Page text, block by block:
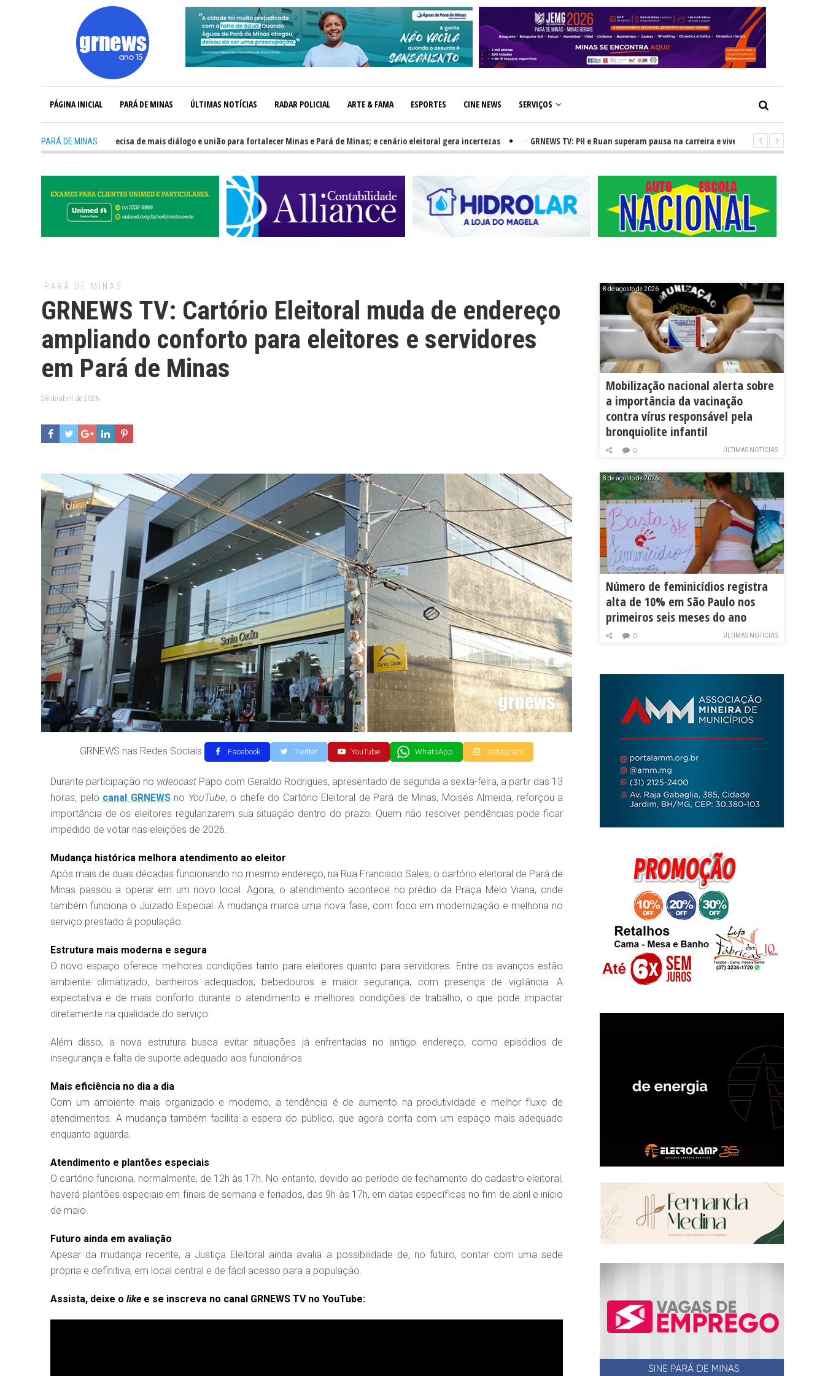
PÁGINA INICIAL PARÁ DE MINAS ÚLTIMAS NOTÍCIAS RADAR POLICIAL ARTE & FAMA ESPORTES CINE NEWS SERVIÇOS
PARÁ DE MINAS
GRNEWS TV: Política precisa de mais diálogo e união para fortalecer Minas e Pará de Minas; e cenário eleitoral gera incertezas - GRNEWS TV: PH e Ruan superam pausa na carreira e vivem ascensão no cenário
PARÁ DE MINAS
GRNEWS TV: Cartório Eleitoral muda de endereço
ampliando conforto para eleitores e servidores
em Pará de Minas
28 de abril de 2026
GRNEWS nas Redes Sociais Facebook Twitter YouTube WhatsApp Instagram
Durante participação no videocast Papo com Geraldo Rodrigues, apresentado de segunda a sexta-feira, a partir das 13
horas, pelo canal GRNEWSno YouTube, o chefe do Cartório Eleitoral de Pará de Minas, Moisés Almeida, reforçou a
importância de os eleitores regularizarem sua situação dentro do prazo. Quem não resolver pendências pode ficar
impedido de votar nas eleições de 2026.
Mudança histórica melhora atendimento ao eleitor
Após mais de duas décadas funcionando no mesmo endereço, na Rua Francisco Sales, o cartório eleitoral de Pará de
Minas passou a operar em um novo local. Agora, o atendimento acontece no prédio da Praça Melo Viana, onde
também funciona o Juizado Especial. A mudança marca uma nova fase, com foco em modernização e melhoria no
serviço prestado à população.
Estrutura mais moderna e segura
O novo espaço oferece melhores condições tanto para eleitores quanto para servidores. Entre os avanços estão
ambiente climatizado, banheiros adequados, bebedouros e maior segurança, com presença de vigilância. A
expectativa é de mais conforto durante o atendimento e melhores condições de trabalho, o que pode impactar
diretamente na qualidade do serviço.
Além disso, a nova estrutura busca evitar situações já enfrentadas no antigo endereço, como episódios de
insegurança e falta de suporte adequado aos funcionários.
Mais eficiência no dia a dia
Com um ambiente mais organizado e moderno, a tendência é de aumento na produtividade e melhor fluxo de
atendimentos. A mudança também facilita a espera do público, que agora conta com um espaço mais adequado
enquanto aguarda.
Atendimento e plantões especiais
O cartório funciona, normalmente, de 12h às 17h. No entanto, devido ao período de fechamento do cadastro eleitoral,
haverá plantões especiais em finais de semana e feriados, das 9h às 17h, em datas específicas no fim de abril e início
de maio.
Futuro ainda em avaliação
Apesar da mudança recente, a Justiça Eleitoral ainda avalia a possibilidade de, no futuro, contar com uma sede
própria e definitiva, em local central e de fácil acesso para a população.
Assista, deixe o like e se inscreva no canal GRNEWS TV no YouTube:
8 de agosto de 2026
Mobilização nacional alerta sobre
a importância da vacinação
contra vírus responsável pela
bronquiolite infantil
ÚLTIMAS NOTÍCIAS
0
8 de agosto de 2026
Número de feminicídios registra
alta de 10% em São Paulo nos
primeiros seis meses do ano
ÚLTIMAS NOTÍCIAS
0